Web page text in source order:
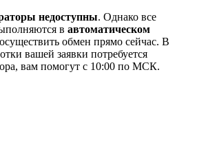
недоступны. Однако все
в автоматическом
обмен прямо сейчас. В
вашей заявки потребуется
вам помогут с 10:00 по МСК.